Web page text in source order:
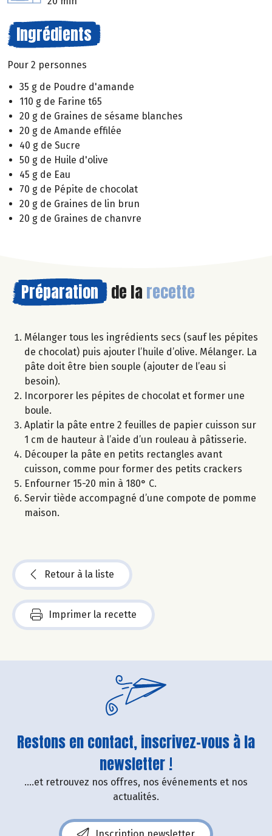
Ingrédients
Pour 2 personnes
35 g de Poudre d'amande
110 g de Farine t65
20 g de Graines de sésame blanches
20 g de Amande effilée
40 g de Sucre
50 g de Huile d'olive
45 g de Eau
70 g de Pépite de chocolat
20 g de Graines de lin brun
20 g de Graines de chanvre
Préparation de la recette
Mélanger tous les ingrédients secs (sauf les pépites
de chocolat) puis ajouter l’huile d’olive. Mélanger. La
pâte doit être bien souple (ajouter de l’eau si
besoin).
Incorporer les pépites de chocolat et former une
boule.
Aplatir la pâte entre 2 feuilles de papier cuisson sur
1 cm de hauteur à l’aide d’un rouleau à pâtisserie.
Découper la pâte en petits rectangles avant
cuisson, comme pour former des petits crackers
Enfourner 15-20 min à 180° C.
Servir tiède accompagné d’une compote de pomme
maison.
Retour à la liste
Imprimer la recette
Restons en contact, inscrivez-vous à la
newsletter !
....et retrouvez nos offres, nos événements et nos
actualités.
Inscription newsletter